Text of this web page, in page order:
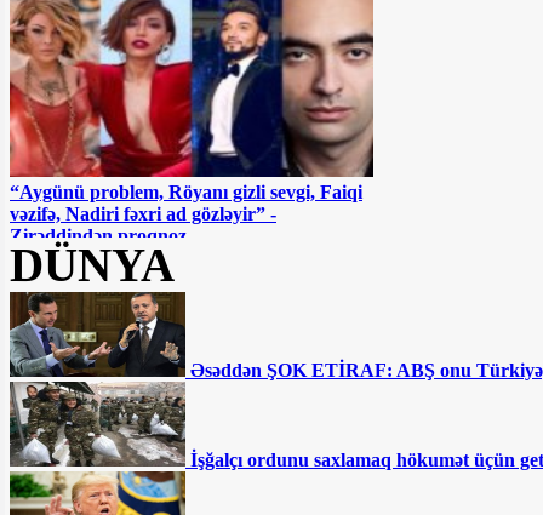
“Aygünü problem, Röyanı gizli sevgi, Faiqi
vəzifə, Nadiri fəxri ad gözləyir” -
Zirəddindən proqnoz
Afətə atmaca atan Flora Kərimovaya Ramiz
Rövşəndən CAVAB
DÜNYA
Əsəddən ŞOK ETİRAF: ABŞ onu
İşğalçı ordunu saxlamaq hökumət üçün